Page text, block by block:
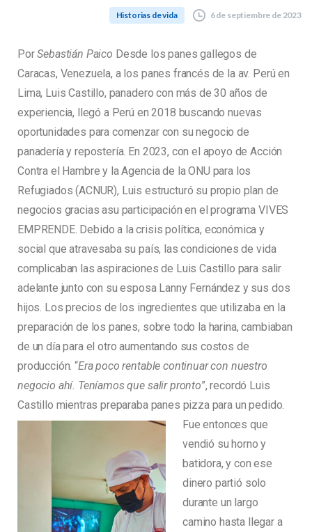
Historias de vida 6 de septiembre de 2023
PorSebastián Paico Desde los panes gallegos de
Caracas, Venezuela, a los panes francés de la av. Perú en
Lima, Luis Castillo, panadero con más de 30 años de
experiencia, llegó a Perú en 2018 buscando nuevas
oportunidades para comenzar con su negocio de
panadería y repostería. En 2023, con el apoyo de Acción
Contra el Hambre y la Agencia de la ONU para los
Refugiados (ACNUR), Luis estructuró su propio plan de
negocios gracias asu participación en el programa VIVES
EMPRENDE. Debido a la crisis política, económica y
social que atravesaba su país, las condiciones de vida
complicaban las aspiraciones de Luis Castillo para salir
adelante junto con su esposa Lanny Fernández y sus dos
hijos. Los precios de los ingredientes que utilizaba en la
preparación de los panes, sobre todo la harina, cambiaban
de un día para el otro aumentando sus costos de
producción. “Era poco rentable continuar con nuestro
negocio ahí. Teníamos que salir pronto”, recordó Luis
Castillo mientras preparaba panes pizza para un pedido.
Fue entonces que
vendió su horno y
batidora, y con ese
dinero partió solo
durante un largo
camino hasta llegar a